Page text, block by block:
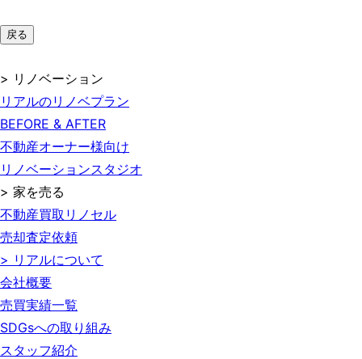
戻る
> リノベーション
リアルのリノベプラン
BEFORE & AFTER
不動産オーナー様向け
リノベーションスタジオ
> 家を売る
不動産買取リノセル
売却査定依頼
> リアルについて
会社概要
売買実績一覧
SDGsへの取り組み
スタッフ紹介